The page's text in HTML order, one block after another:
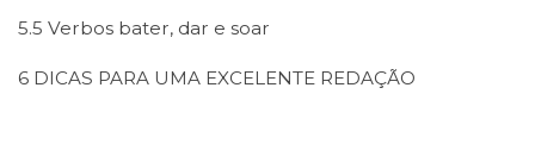
5.5 Verbos bater, dar e soar
6 DICAS PARA UMA EXCELENTE REDAÇÃO